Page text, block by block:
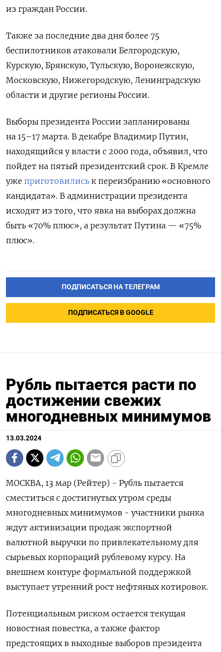
из граждан России.
Также за последние два дня более 75
беспилотников атаковали Белгородскую,
Курскую, Брянскую, Тульскую, Воронежскую,
Московскую, Нижегородскую, Ленинградскую
области и другие регионы России.
Выборы президента России запланированы
на 15–17 марта. В декабре Владимир Путин,
находящийся у власти с 2000 года, объявил, что
пойдет на пятый президентский срок. В Кремле
уже приготовились к переизбранию «основного
кандидата». В администрации президента
исходят из того, что явка на выборах должна
быть «70% плюс», а результат Путина — «75%
плюс».
ПОДПИСАТЬСЯ НА ТЕЛЕГРАМ
ПОДПИСАТЬСЯ В GOOGLE
Рубль пытается расти по
достижении свежих
многодневных минимумов
13.03.2024
МОСКВА, 13 мар (Рейтер) - Рубль пытается
сместиться с достигнутых утром среды
многодневных минимумов - участники рынка
ждут активизации продаж экспортной
валютной выручки по привлекательному для
сырьевых корпораций рублевому курсу. На
внешнем контуре формальной поддержкой
выступает утренний рост нефтяных котировок.
Потенциальным риском остается текущая
новостная повестка, а также фактор
предстоящих в выходные выборов президента